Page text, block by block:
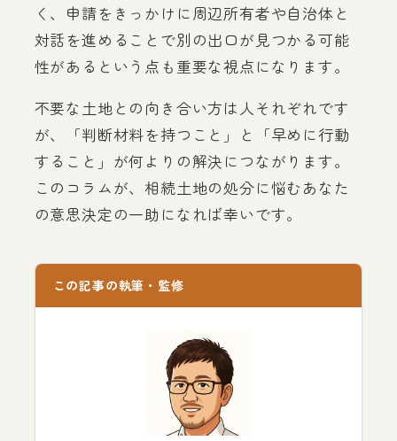
く、申請をきっかけに周辺所有者や自治体と
対話を進めることで別の出口が見つかる可能
性があるという点も重要な視点になります。
不要な土地との向き合い方は人それぞれです
が、「判断材料を持つこと」と「早めに行動
すること」が何よりの解決につながります。
このコラムが、相続土地の処分に悩むあなた
の意思決定の一助になれば幸いです。
この記事の執筆・監修